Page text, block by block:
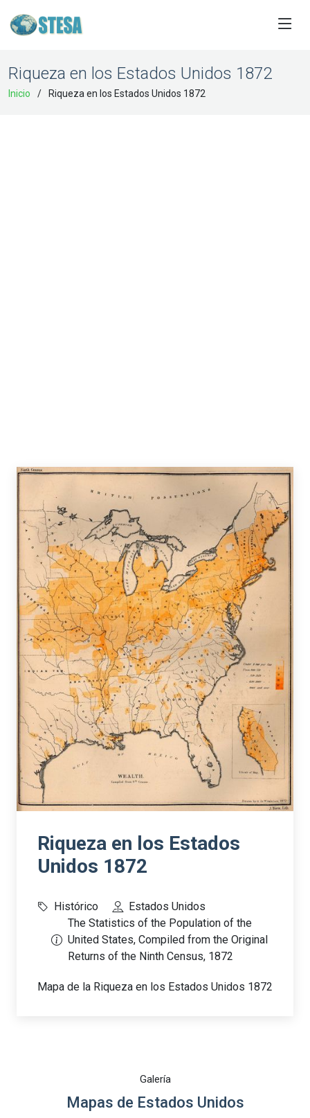
Riqueza en los Estados Unidos 1872
Inicio Riqueza en los Estados Unidos 1872
Riqueza en los Estados
Unidos 1872
Histórico
Estados Unidos
The Statistics of the Population of the
United States, Compiled from the Original
Returns of the Ninth Census, 1872
Mapa de la Riqueza en los Estados Unidos 1872
Galería
Mapas de Estados Unidos